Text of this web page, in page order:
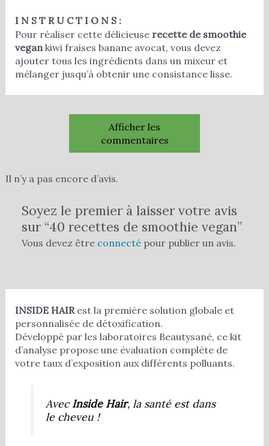
I N S T R U C T I O N S :
Pour réaliser cette délicieuse recette de smoothie
vegankiwi fraises banane avocat, vous devez
ajouter tous les ingrédients dans un mixeur et
mélanger jusqu’à obtenir une consistance lisse.
Afficher les
commentaires
Il n’y a pas encore d’avis.
Soyez le premier à laisser votre avis
sur “40 recettes de smoothie vegan”
Vous devez être connecté pour publier un avis.
INSIDE HAIRest la première solution globale et
personnalisée de détoxification.
Développé par les laboratoires Beautysané, ce kit
d’analyse propose une évaluation complète de
votre taux d’exposition aux différents polluants.
AvecInside Hair, la santé est dans
le cheveu !